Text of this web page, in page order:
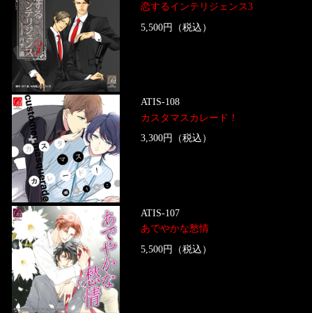
恋するインテリジェンス3
5,500円（税込）
ATIS-108
カスタマスカレード！
3,300円（税込）
ATIS-107
あでやかな愁情
5,500円（税込）